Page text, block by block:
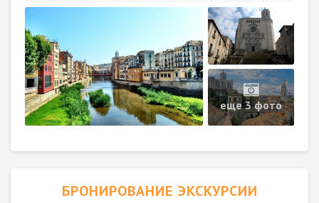
еще 3 фото
БРОНИРОВАНИЕ ЭКСКУРСИИ